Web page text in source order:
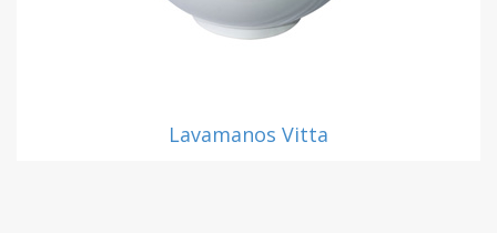
Lavamanos Vitta